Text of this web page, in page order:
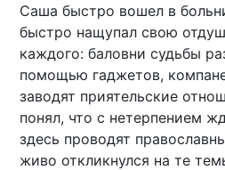
Саша быстро вошел в
быстро нащупал свою
каждого: баловни судьбы
помощью гаджетов,
заводят приятельские
понял, что с нетерпением
здесь проводят
живо откликнулся на те